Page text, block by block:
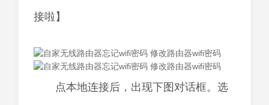
接啦】
点本地连接后，出现下图对话框。选